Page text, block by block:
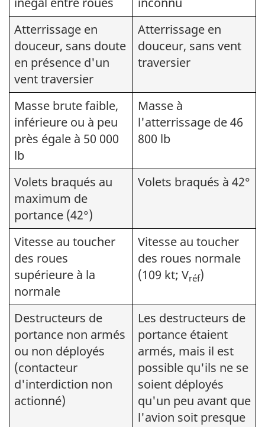
Atterrissage en
douceur, sans doute
en présence d'un
vent traversier
Atterrissage en
douceur, sans vent
traversier
Masse brute faible,
inférieure ou à peu
près égale à 50 000
lb
Masse à
l'atterrissage de 46
800 lb
Volets braqués au
maximum de
portance (42°)
Volets braqués à 42°
Vitesse au toucher
des roues
supérieure à la
normale
Vitesse au toucher
des roues normale
(109 kt; Vréf)
Destructeurs de
portance non armés
ou non déployés
(contacteur
d'interdiction non
actionné)
Les destructeurs de
portance étaient
armés, mais il est
possible qu'ils ne se
soient déployés
qu'un peu avant que
l'avion soit presque